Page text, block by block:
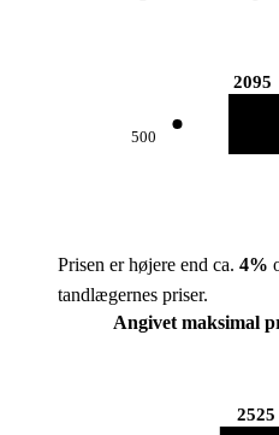
500
2095
Prisen er højere end ca. 4%
tandlægernes priser.
Angivet maksimal
2525